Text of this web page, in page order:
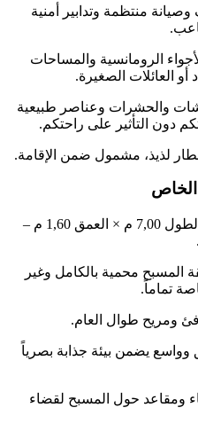
منتظمة وتدابير أمنية
الرومانسية والمساحات
أو العائلات الصغيرة.
والحشرات وعناصر طبيعية
دون التأثير على راحتكم.
لذيذ، مشمول ضمن الإقامة.
✦ أبعاد المسبح: العرض 3,50 م × الطول 7,00 م × العمق 1,60 م –
محمية بالكامل وغير
تماماً.
ومريح طوال العام.
يضمن بيئة جذابة بصرياً
ومقاعد حول المسبح لقضاء